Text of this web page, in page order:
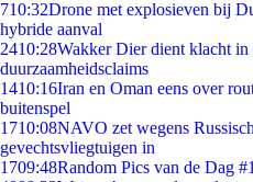
710:32Drone met explosieven bij
hybride aanval
2410:28Wakker Dier dient klacht in
duurzaamheidsclaims
1410:16Iran en Oman eens over
buitenspel
1710:08NAVO zet wegens
gevechtsvliegtuigen in
1709:48Random Pics van de Dag